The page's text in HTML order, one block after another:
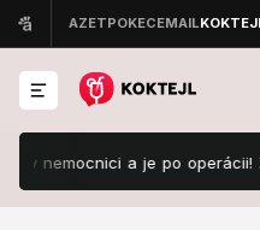
a je po operácii! Z